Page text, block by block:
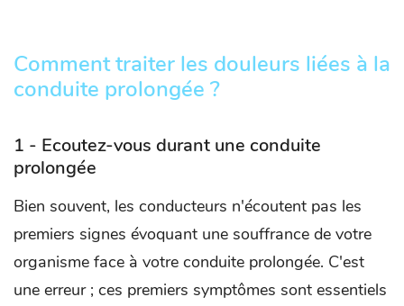
Comment traiter les douleurs liées à la
conduite prolongée ?
1 - Ecoutez-vous durant une conduite
prolongée
Bien souvent, les conducteurs n'écoutent pas les
premiers signes évoquant une souffrance de votre
organisme face à votre conduite prolongée. C'est
une erreur ; ces premiers symptômes sont essentiels